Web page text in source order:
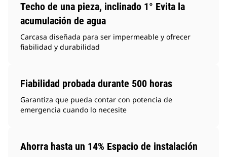
Techo de una pieza, inclinado 1° Evita la
acumulación de agua
Carcasa diseñada para ser impermeable y ofrecer
fiabilidad y durabilidad
Fiabilidad probada durante 500 horas
Garantiza que pueda contar con potencia de
emergencia cuando lo necesite
Ahorra hasta un 14% Espacio de instalación